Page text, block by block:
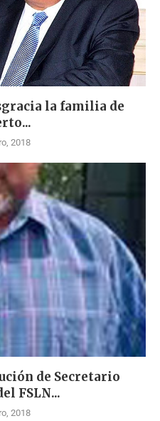
la familia de
2018
de Secretario
FSLN...
2018